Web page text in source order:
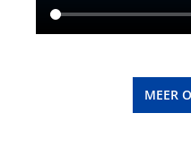
MEER